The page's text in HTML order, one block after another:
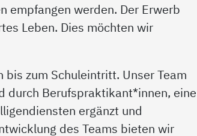
empfangen werden. Der Erwerb
Leben. Dies möchten wir
zum Schuleintritt. Unser Team
durch Berufspraktikant*innen, eine
ergänzt und
des Teams bieten wir